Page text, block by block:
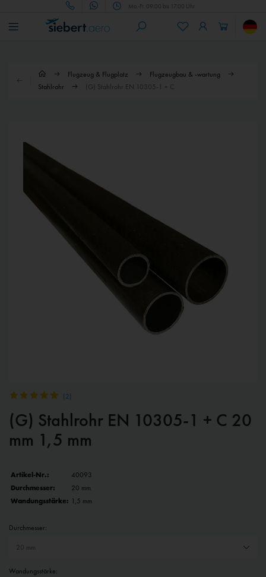
Mo.-Fr. 09:00 bis 17:00 Uhr
Flugzeug & Flugplatz
Flugzeugbau & -wartung
Stahlrohr
(G) Stahlrohr EN 10305-1 + C
(2)
(G) Stahlrohr EN 10305-1 + C 20
mm 1,5 mm
Artikel-Nr.:
40093
Durchmesser:
20 mm
Wandungsstärke: 1,5 mm
Durchmesser:
Wandungsstärke: